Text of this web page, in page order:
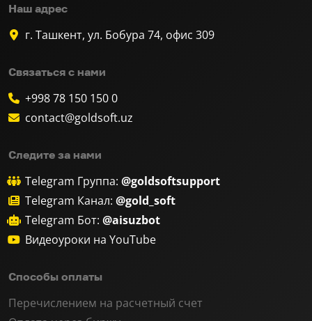
Наш адрес
г. Ташкент, ул. Бобура 74, офис 309
Связаться с нами
+998 78 150 150 0
contact@goldsoft.uz
Следите за нами
Telegram Группа: @goldsoftsupport
Telegram Канал: @gold_soft
Telegram Бот: @aisuzbot
Видеоуроки на YouTube
Способы оплаты
Перечислением на расчетный счет